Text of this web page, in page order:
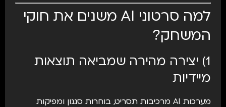
למה סרטוני AI משנים את חוקי
המשחק?
1) יצירה מהירה שמביאה תוצאות
מיידיות
מערכות AI מרכיבות תסריט, בוחרות סגנון ומפיקות